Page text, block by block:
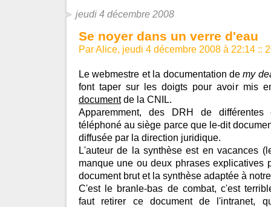
jeudi 4 décembre 2008
Se noyer dans un verre d'eau
Par Alice, jeudi 4 décembre 2008 à 22:14 ::
Le webmestre et la documentation demy
font taper sur les doigts pour avoir mis
documentde la CNIL.
Apparemment, des DRH de
téléphoné au siège parce que le-dit
diffusée par la direction juridique.
L'auteur de la synthèse est en vacances
manque une ou deux phrases explicatives
document brut et la synthèse adaptée à
C'est le branle-bas de combat, c'est
faut retirer ce document de l'intranet,